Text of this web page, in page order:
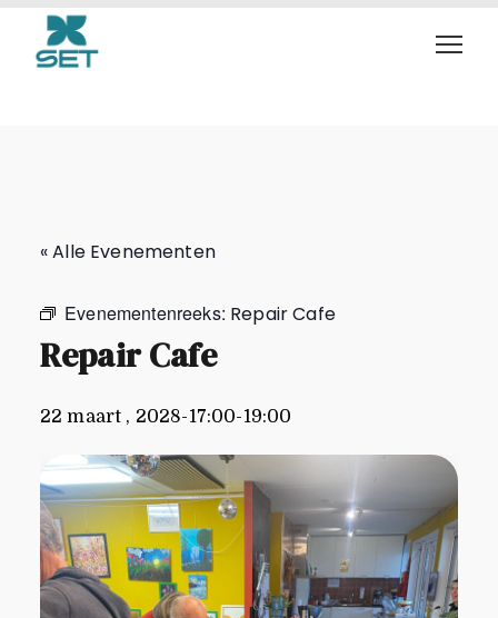
Repair Cafe
« Alle Evenementen
Evenementenreeks: Repair Cafe
Repair Cafe
22 maart , 2028-17:00-19:00